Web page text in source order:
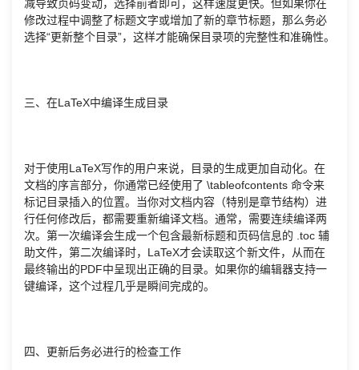
减导致页码变动，选择前者即可，这样速度更快。但如果你在
修改过程中调整了标题文字或增加了新的章节标题，那么务必
选择“更新整个目录”，这样才能确保目录项的完整性和准确性。
三、在LaTeX中编译生成目录
对于使用LaTeX写作的用户来说，目录的生成更加自动化。在
文档的序言部分，你通常已经使用了 \tableofcontents 命令来
标记目录插入的位置。当你对文档内容（特别是章节结构）进
行任何修改后，都需要重新编译文档。通常，需要连续编译两
次。第一次编译会生成一个包含最新标题和页码信息的 .toc 辅
助文件，第二次编译时，LaTeX才会读取这个新文件，从而在
最终输出的PDF中呈现出正确的目录。如果你的编辑器支持一
键编译，这个过程几乎是瞬间完成的。
四、更新后务必进行的检查工作